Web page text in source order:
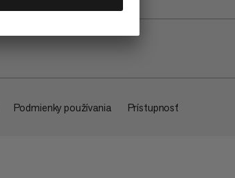
Podmienky používania Prístupnosť